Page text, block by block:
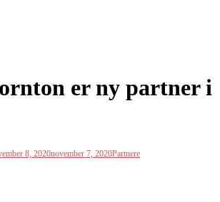
er ny partner i
8, 2020november 7, 2020Partnere